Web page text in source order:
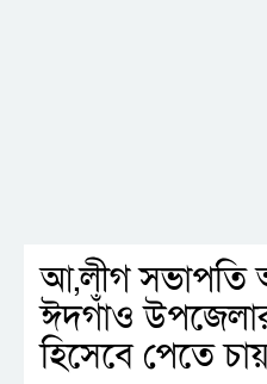
আ,লীগ সভাপতি
ঈদগাঁও
হিসেবে পেতে